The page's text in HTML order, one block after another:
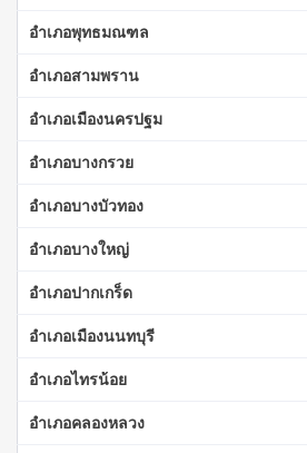
อำเภอพุทธมณฑล
อำเภอสามพราน
อำเภอเมืองนครปฐม
อำเภอบางกรวย
อำเภอบางบัวทอง
อำเภอบางใหญ่
อำเภอปากเกร็ด
อำเภอเมืองนนทบุรี
อำเภอไทรน้อย
อำเภอคลองหลวง